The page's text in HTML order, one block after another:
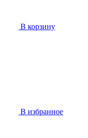
В корзину
В избранное